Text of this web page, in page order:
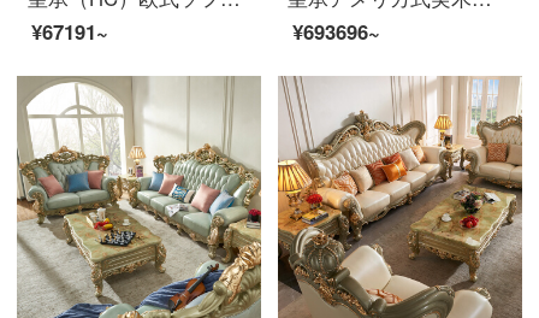
¥67191~
¥693696~